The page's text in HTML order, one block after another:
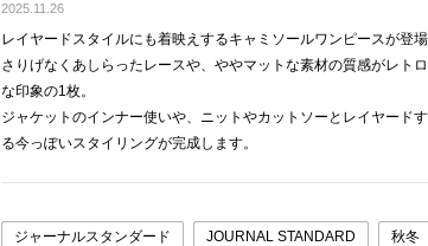
2025.11.26
レイヤードスタイルにも着映えするキャミソールワンピースが登場
さりげなくあしらったレースや、ややマットな素材の質感がレト
な印象の1枚。
ジャケットのインナー使いや、ニットやカットソーとレイヤード
る今っぽいスタイリングが完成します。
ジャーナルスタンダード JOURNAL STANDARD 秋冬